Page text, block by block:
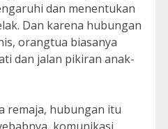
dan menentukan
Dan karena hubungan
orangtua biasanya
dan jalan pikiran anak-
remaja, hubungan itu